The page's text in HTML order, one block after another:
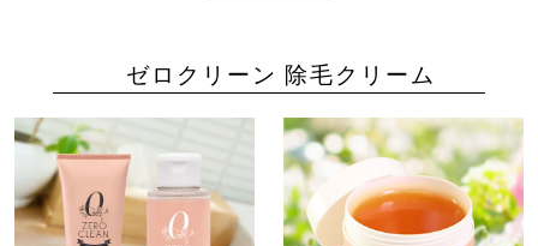
ゼロクリーン 除毛クリーム